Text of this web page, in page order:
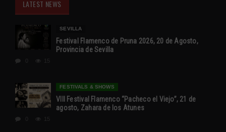
LATEST NEWS
SEVILLA
Festival Flamenco de Pruna 2026, 20 de Agosto,
Provincia de Sevilla
15
FESTIVALS & SHOWS
VIII Festival Flamenco “Pacheco el Viejo”, 21 de
agosto, Zahara de los Atunes
15